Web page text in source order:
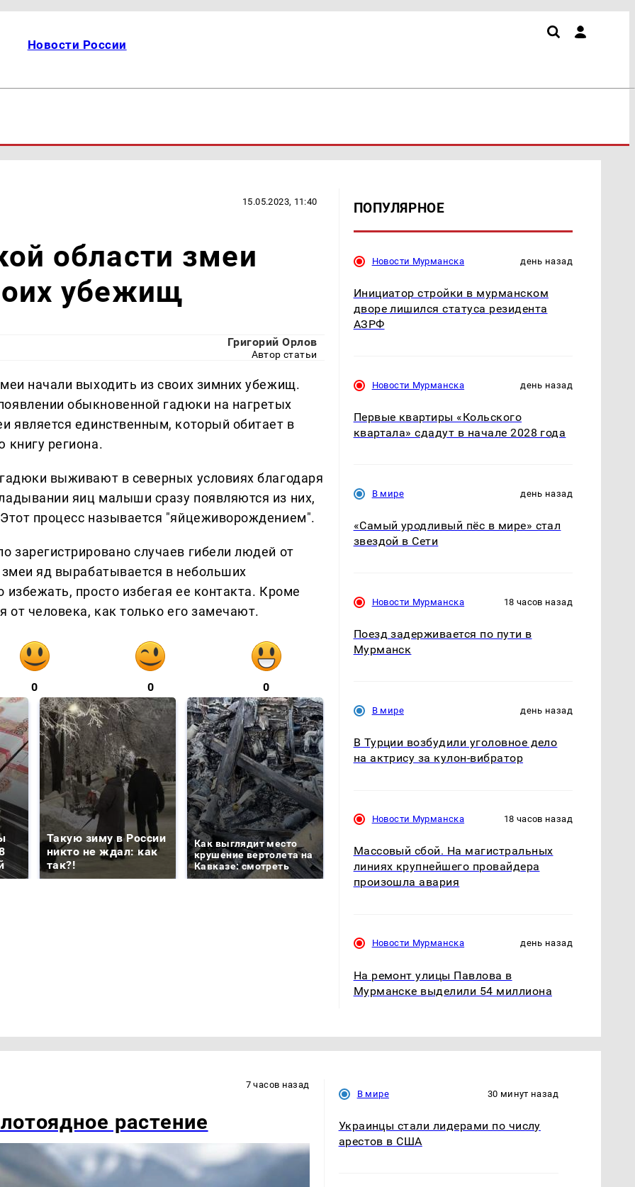
Новости России
15.05.2023, 11:40
области змеи
убежищ
Григорий Орлов
Автор статьи
начали выходить из своих зимних убежищ.
обыкновенной гадюки на нагретых
является единственным, который обитает в
книгу региона.
выживают в северных условиях благодаря
яиц малыши сразу появляются из них,
процесс называется "яйцеживорождением".
зарегистрировано случаев гибели людей от
яд вырабатывается в небольших
просто избегая ее контакта. Кроме
от человека, как только его замечают.
0 0 0
Такую зиму в России
никто не ждал: как
так?!
Как выглядит место
крушение вертолета на
Кавказе: смотреть
готовую еду из
магазина: список
жестокое убийство
криптомиллионера
ПОПУЛЯРНОЕ
Новости Мурманска день назад
Инициатор стройки в мурманском
дворе лишился статуса резидента
АЗРФ
Новости Мурманска день назад
Первые квартиры «Кольского
квартала» сдадут в начале 2028 года
В мире день назад
«Самый уродливый пёс в мире» стал
звездой в Сети
Новости Мурманска 18 часов назад
Поезд задерживается по пути в
Мурманск
В мире день назад
В Турции возбудили уголовное дело
на актрису за кулон-вибратор
Новости Мурманска 18 часов назад
Массовый сбой. На магистральных
линиях крупнейшего провайдера
произошла авария
Новости Мурманска день назад
На ремонт улицы Павлова в
Мурманске выделили 54 миллиона
7 часов назад
растение
В мире 30 минут назад
Украинцы стали лидерами по числу
арестов в США